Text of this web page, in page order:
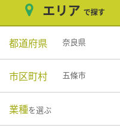
エリア で探す
都道府県 奈良県
市区町村 五條市
業種を選ぶ